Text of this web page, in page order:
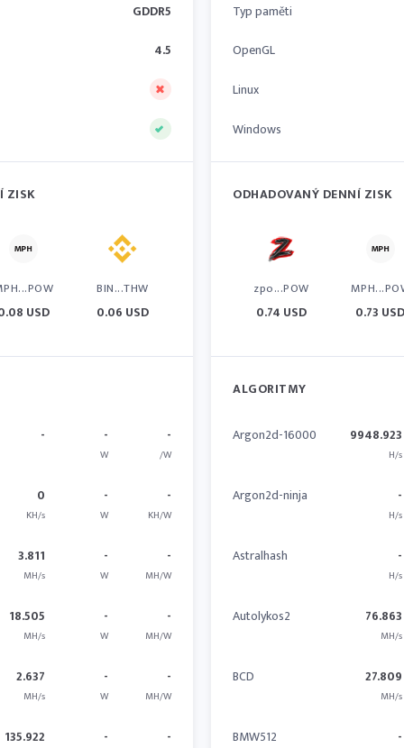
GDDR5
4.5
ZISK
USD
BIN...THW
0.06 USD
- -
W
-
/W
0
KH/s
-
W
-
KH/W
3.811
MH/s
-
W
-
MH/W
18.505
MH/s
-
W
-
MH/W
2.637
MH/s
-
W
-
MH/W
135.922 - -
Typ paměti
OpenGL
Linux
Windows
ODHADOVANÝ DENNÍ ZISK
zpo...POW
0.74 USD 0.73
ALGORITMY
Argon2d-16000 9948.923
H/s
Argon2d-ninja -
H/s
Astralhash -
H/s
Autolykos2 76.863
MH/s
BCD 27.809
MH/s
BMW512 -